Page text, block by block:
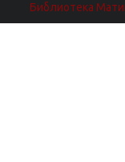
Библиотека